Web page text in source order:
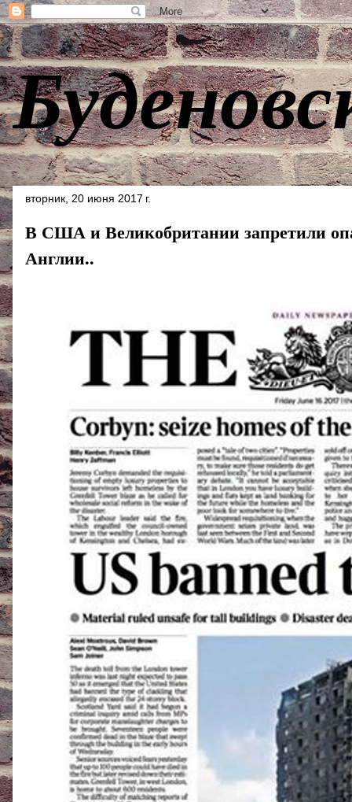
вторник, 20 июня 2017 г.
В США и Великобритании запретили
Англии..